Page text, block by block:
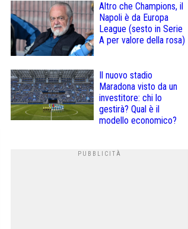
Altro che Champions, il
Napoli è da Europa
League (sesto in Serie
A per valore della rosa)
Il nuovo stadio
Maradona visto da un
investitore: chi lo
gestirà? Qual è il
modello economico?